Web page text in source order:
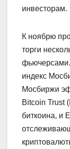
инвесторам.
К ноябрю
торги
индекс
Мосбиржи
Bitcoin Trust
биткоина, и